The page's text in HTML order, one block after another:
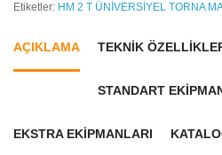
Etiketler: HM 2 T ÜNİVERSİYEL TORNA
AÇIKLAMA TEKNİK
STANDART
EKSTRA EKİPMANLARI